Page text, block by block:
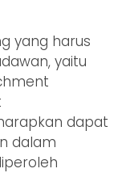
yang harus
yaitu
dapat
dalam